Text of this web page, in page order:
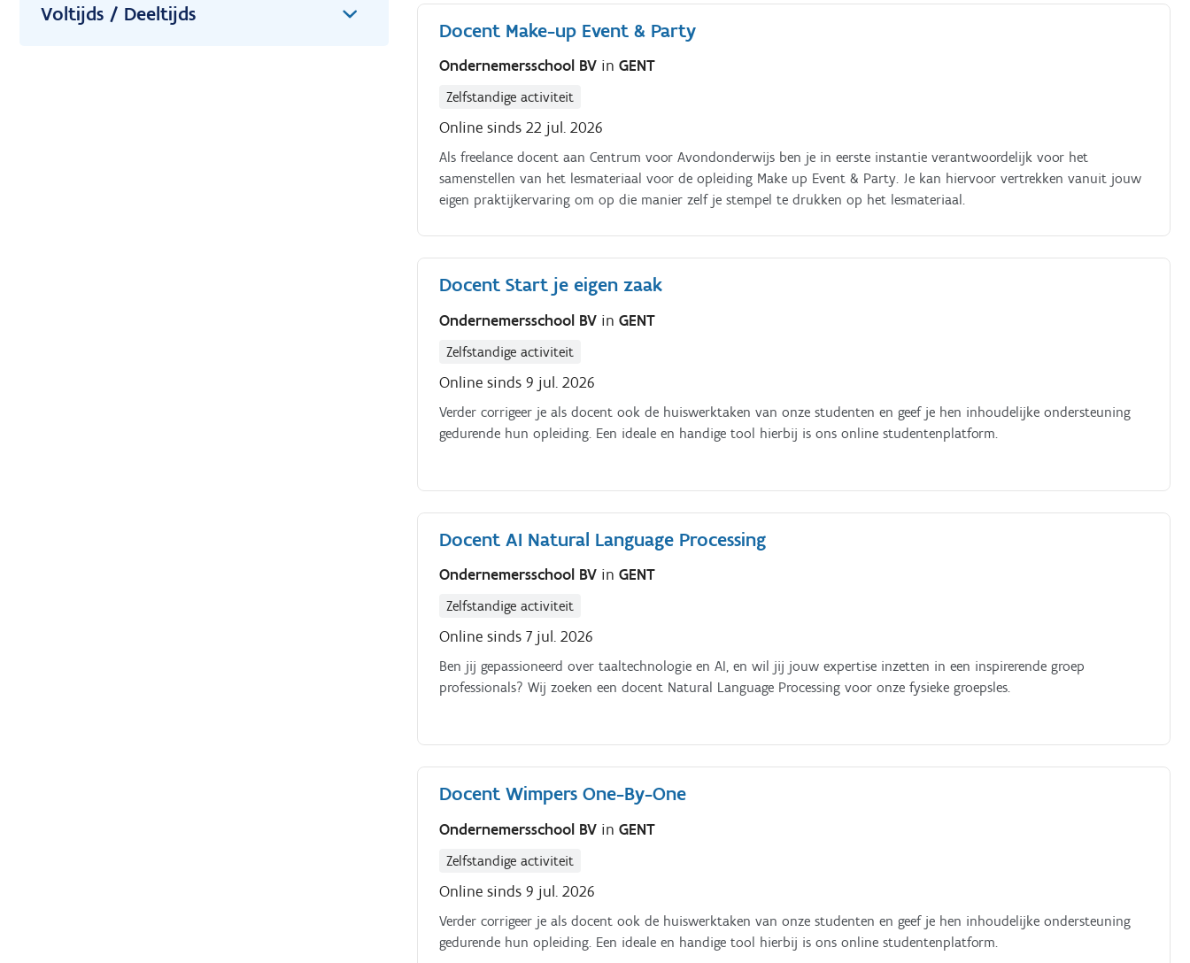
Voltijds / Deeltijds
Docent Make-up Event & Party
Ondernemersschool BV inGENT
Zelfstandige activiteit
Online sinds 22 jul. 2026
Als freelance docent aan Centrum voor Avondonderwijs ben je in eerste instantie verantwoordelijk voor het
samenstellen van het lesmateriaal voor de opleiding Make up Event & Party. Je kan hiervoor vertrekken vanuit jouw
eigen praktijkervaring om op die manier zelf je stempel te drukken op het lesmateriaal.
Docent Start je eigen zaak
Ondernemersschool BV inGENT
Zelfstandige activiteit
Online sinds 9 jul. 2026
Verder corrigeer je als docent ook de huiswerktaken van onze studenten en geef je hen inhoudelijke ondersteuning
gedurende hun opleiding. Een ideale en handige tool hierbij is ons online studentenplatform.
Docent AI Natural Language Processing
Ondernemersschool BV inGENT
Zelfstandige activiteit
Online sinds 7 jul. 2026
Ben jij gepassioneerd over taaltechnologie en AI, en wil jij jouw expertise inzetten in een inspirerende groep
professionals? Wij zoeken een docent Natural Language Processing voor onze fysieke groepsles.
Docent Wimpers One-By-One
Ondernemersschool BV inGENT
Zelfstandige activiteit
Online sinds 9 jul. 2026
Verder corrigeer je als docent ook de huiswerktaken van onze studenten en geef je hen inhoudelijke ondersteuning
gedurende hun opleiding. Een ideale en handige tool hierbij is ons online studentenplatform.